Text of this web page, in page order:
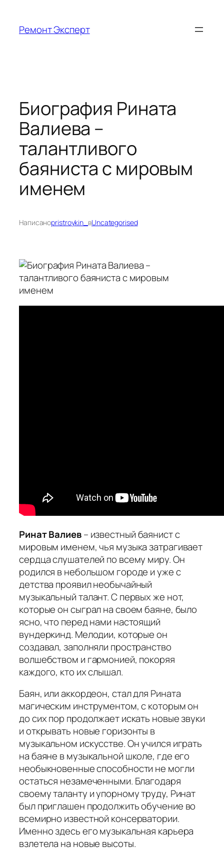
содержимому
Ремонт Эксперт
Биография Рината
Валиева –
талантливого
баяниста с мировым
именем
Написаноpristroykin_ вUncategorised
Ринат Валиев– известный баянист с
мировым именем, чья музыка затрагивает
сердца слушателей по всему миру. Он
родился в небольшом городе и уже с
детства проявил необычайный
музыкальный талант. С первых же нот,
которые он сыграл на своем баяне, было
ясно, что перед нами настоящий
вундеркинд. Мелодии, которые он
создавал, заполняли пространство
волшебством и гармонией, покоряя
каждого, кто их слышал.
Баян, или аккордеон, стал для Рината
магическим инструментом, с которым он
до сих пор продолжает искать новые звуки
и открывать новые горизонты в
музыкальном искусстве. Он учился играть
на баяне в музыкальной школе, где его
необыкновенные способности не могли
остаться незамеченными. Благодаря
своему таланту и упорному труду, Ринат
был приглашен продолжить обучение во
всемирно известной консерватории.
Именно здесь его музыкальная карьера
взлетела на новые высоты.